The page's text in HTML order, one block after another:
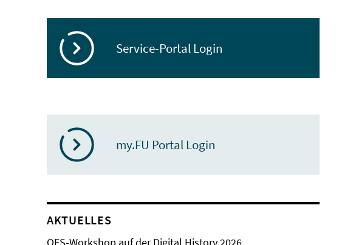
Service-Portal Login
my.FU Portal Login
AKTUELLES
OES-Workshop auf der Digital History 2026